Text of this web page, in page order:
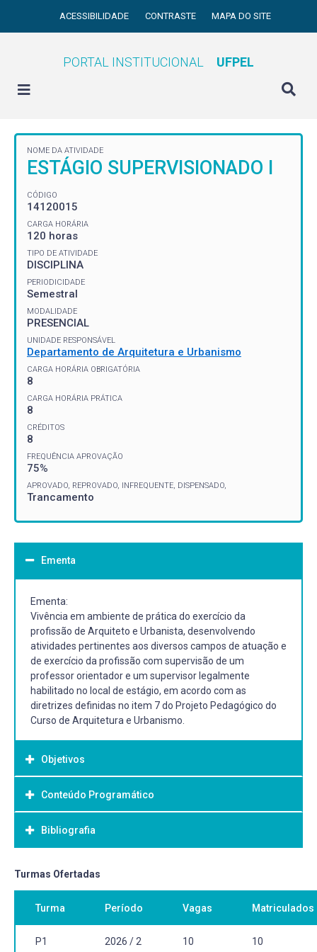
ACESSIBILIDADE CONTRASTE MAPA DO SITE
PORTAL INSTITUCIONAL UFPEL
NOME DA ATIVIDADE
ESTÁGIO SUPERVISIONADO I
CÓDIGO
14120015
CARGA HORÁRIA
120 horas
TIPO DE ATIVIDADE
DISCIPLINA
PERIODICIDADE
Semestral
MODALIDADE
PRESENCIAL
UNIDADE RESPONSÁVEL
Departamento de Arquitetura e Urbanismo
CARGA HORÁRIA OBRIGATÓRIA
8
CARGA HORÁRIA PRÁTICA
8
CRÉDITOS
8
FREQUÊNCIA APROVAÇÃO
75%
APROVADO, REPROVADO, INFREQUENTE, DISPENSADO,
Trancamento
Ementa
Ementa:
Vivência em ambiente de prática do exercício da
profissão de Arquiteto e Urbanista, desenvolvendo
atividades pertinentes aos diversos campos de atuação e
de exercício da profissão com supervisão de um
professor orientador e um supervisor legalmente
habilitado no local de estágio, em acordo com as
diretrizes definidas no item 7 do Projeto Pedagógico do
Curso de Arquitetura e Urbanismo.
Objetivos
Objetivo Geral:
Objetivo(s) Geral(ais):
Realizar atividade em ambiente profissional visando a
Objetivo(s) Específico(s):
Exercer em ambiente profissional as habilidades e
competências do Arquiteto e Urbanista.
Construir vínculo de modo crítico entre as atividades
Conteúdo Programático
Bibliografia
Bibliografia Básica:
BRASIL. MINISTERIO DO TRABALHO E EMPREGO. Nova
Cartilha Esclarecedora sobre a Lei do Estágio (Lei 11.788,
de 25 de Setembro de 2008). Brasília: MTE, SPPE, DPJ,
CGPI. 2010.
Turmas Ofertadas
Turma Período Vagas Matriculados
P1 2026 / 2 10 10